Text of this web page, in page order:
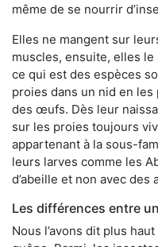
même de se nourrir
Elles ne mangent sur
muscles, ensuite, elles
ce qui est des espèces
proies dans un nid en
des œufs. Dès leur
sur les proies toujours
appartenant à la sous-
leurs larves comme les
d’abeille et non avec des
Les différences entre
Nous l’avons dit plus